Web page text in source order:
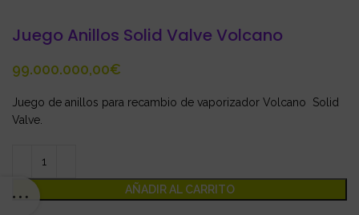
Juego Anillos Solid Valve Volcano
€
Juego de anillos para recambio de vaporizador Volcano Solid
Valve.
AÑADIR AL CARRITO